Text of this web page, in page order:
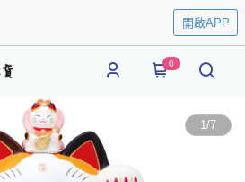
開啟APP
0
1/7